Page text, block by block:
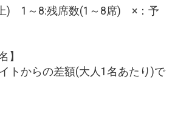
) 1～8:残席数(1～8席) ×：予
】
トからの差額(大人1名あたり)で